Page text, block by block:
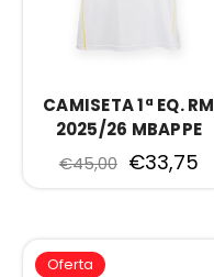
CAMISETA 1ª EQ. RM
2025/26 MBAPPE
€45,00 €33,75
Oferta